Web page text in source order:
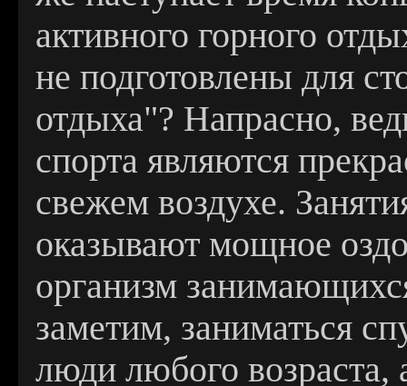
активного горного
не подготовлены для
отдыха"? Напрасно,
спорта являются
свежем воздухе.
оказывают мощное
организм
заметим, заниматься
люди любого возраста,